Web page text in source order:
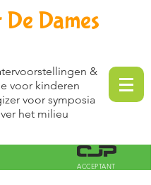
Dames
&
voor kinderen
voor symposia
het milieu
ACCEPTANT